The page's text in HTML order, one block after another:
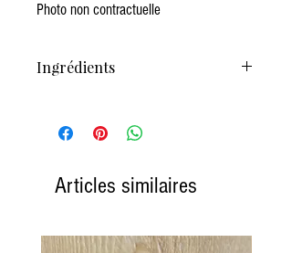
Photo non contractuelle
Ingrédients
SALÉS (AMANDES, NOISETTES, PISTACHES).
SANS GLUTEN INGRÉDIENTS: Sucre, Beurre de
salées (AMANDES - 98,5%, sel) 6.4%, Grains de
poudre (de LAIT), Grains de PISTACHES salées
Articles similaires